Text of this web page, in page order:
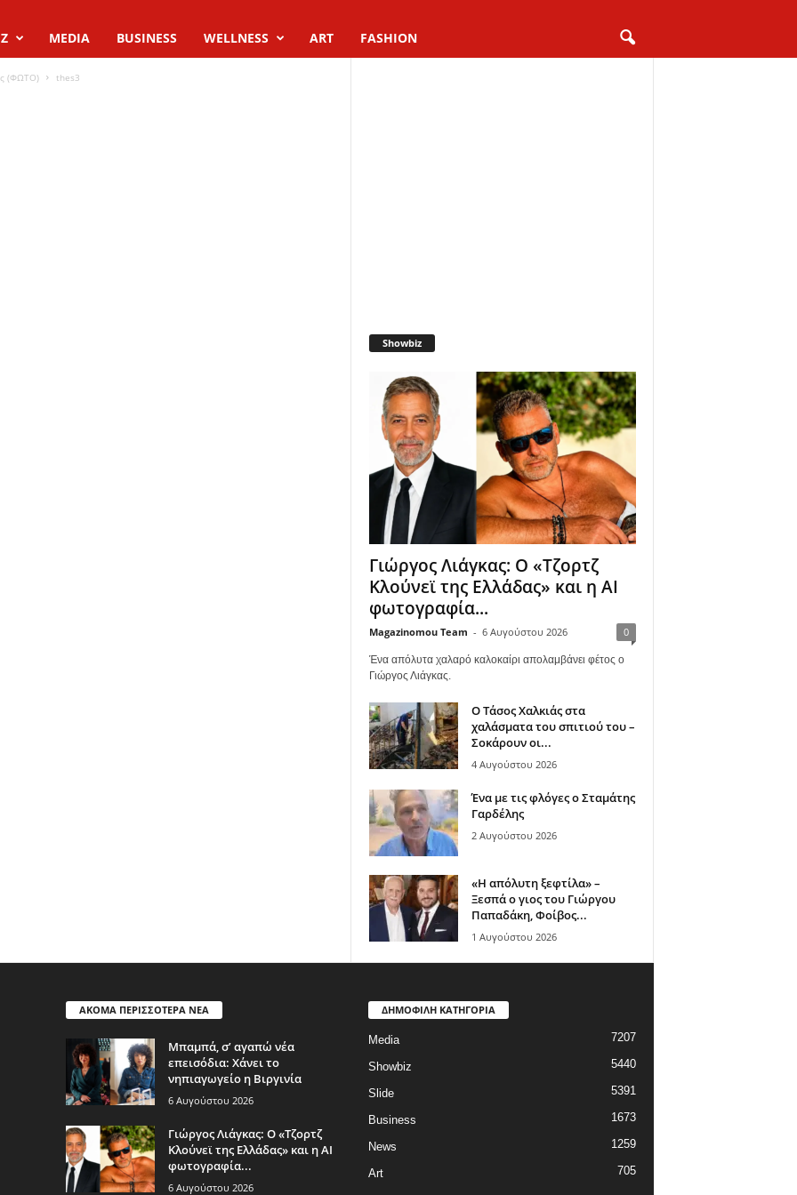
MEDIA BUSINESS WELLNESS ART FASHION
(ΦΩΤΟ) thes3
Showbiz
Γιώργος Λιάγκας: Ο «Τζορτζ
Κλούνεϊ της Ελλάδας» και η AI
φωτογραφία...
Magazinomou Team - 6 Αυγούστου 2026 0
Ένα απόλυτα χαλαρό καλοκαίρι απολαμβάνει φέτος ο
Γιώργος Λιάγκας.
Ο Τάσος Χαλκιάς στα
χαλάσματα του σπιτιού του –
Σοκάρουν οι...
4 Αυγούστου 2026
Ένα με τις φλόγες ο Σταμάτης
Γαρδέλης
2 Αυγούστου 2026
«Η απόλυτη ξεφτίλα» –
Ξεσπά ο γιος του Γιώργου
Παπαδάκη, Φοίβος...
1 Αυγούστου 2026
ΑΚΟΜΑ ΠΕΡΙΣΣΟΤΕΡΑ ΝΕΑ
Μπαμπά, σ’ αγαπώ νέα
επεισόδια: Χάνει το
νηπιαγωγείο η Βιργινία
6 Αυγούστου 2026
Γιώργος Λιάγκας: Ο «Τζορτζ
Κλούνεϊ της Ελλάδας» και η AI
φωτογραφία...
6 Αυγούστου 2026
ΔΗΜΟΦΙΛΗ ΚΑΤΗΓΟΡΙΑ
Media 7207
Showbiz 5440
Slide 5391
Business 1673
News 1259
Art 705